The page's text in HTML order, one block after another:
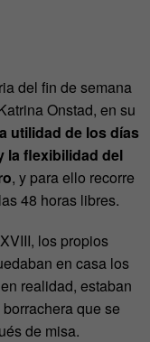
del fin de semana
Onstad, en su
utilidad de los días
la flexibilidad del
, y para ello recorre
48 horas libres.
los propios
en casa los
realidad, estaban
que se
de misa.